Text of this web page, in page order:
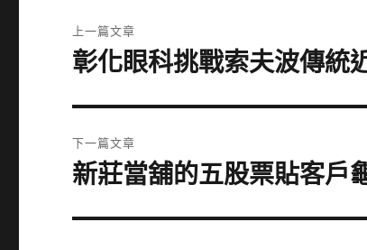
章
上一篇文章
上
篇
文
章:
彰化眼科挑戰索夫波傳統
下一篇文章
下
篇
新莊當舖的五股票貼客戶